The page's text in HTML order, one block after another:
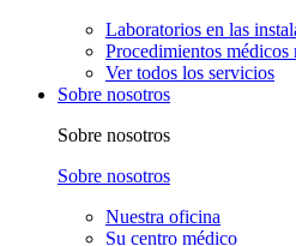
Laboratorios en las
Procedimientos médicos
Ver todos los servicios
Sobre nosotros
Sobre nosotros
Sobre nosotros
Nuestra oficina
Su centro médico